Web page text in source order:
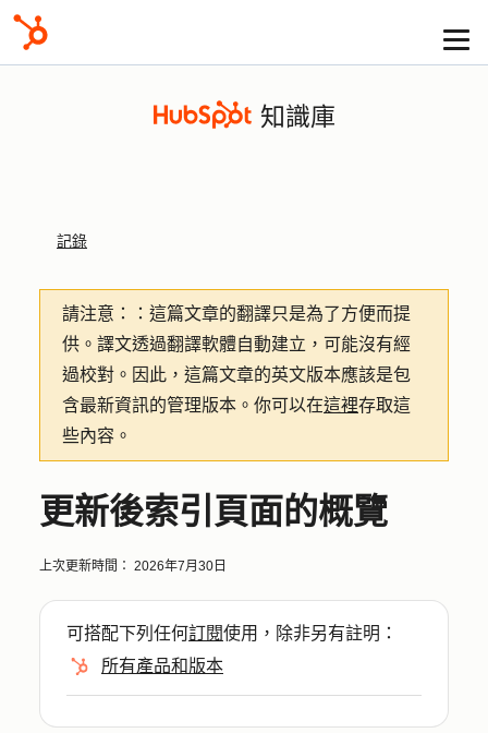
知識庫
記錄
請注意：
：這篇文章的翻譯只是為了方便而提
供。譯文透過翻譯軟體自動建立，可能沒有經
過校對。因此，這篇文章的英文版本應該是包
含最新資訊的管理版本。你可以在這裡存取這
些內容。
更新後索引頁面的概覽
上次更新時間： 2026年7月30日
可搭配下列任何訂閱使用，除非另有註明：
所有產品和版本